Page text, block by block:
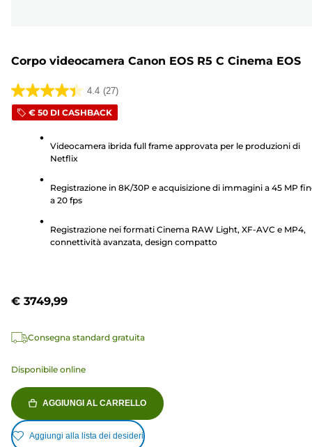
Corpo videocamera Canon EOS R5 C Cinema EOS
4.4 (27)
4.4
su
recensioni
€ 50 DI CASHBACK
Videocamera ibrida full frame approvata per le produzioni di
Netflix
Registrazione in 8K/30P e acquisizione di immagini a 45 MP
a 20 fps
Registrazione nei formati Cinema RAW Light, XF-AVC e MP4,
connettività avanzata, design compatto
€ 3749,99
Consegna standard gratuita
Disponibile online
AGGIUNGI AL CARRELLO
Aggiungi alla lista dei desideri